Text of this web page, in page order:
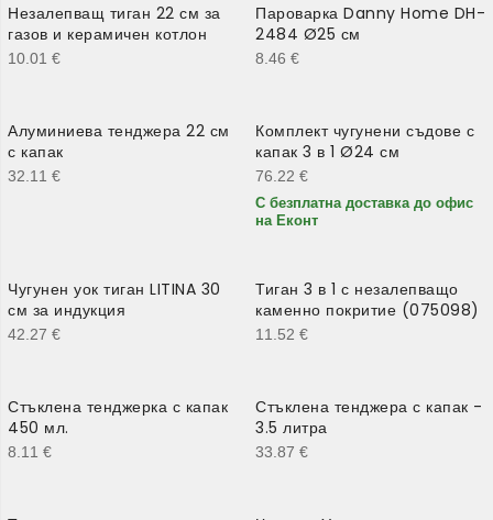
Незалепващ тиган 22 см за
газов и керамичен котлон
10.01 €
Пароварка Danny Home DH-
2484 Ø25 см
8.46 €
Алуминиева тенджера 22 см
с капак
32.11 €
Комплект чугунени съдове с
капак 3 в 1 Ø24 см
76.22 €
С безплатна доставка до офис
на Еконт
Чугунен уок тиган LITINA 30
см за индукция
42.27 €
Тиган 3 в 1 с незалепващо
каменно покритие (075098)
11.52 €
Стъклена тенджерка с капак
450 мл.
8.11 €
Стъклена тенджера с капак -
3.5 литра
33.87 €